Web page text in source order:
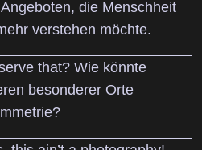
die Menschheit
verstehen möchte.
that? Wie könnte
besonderer Orte